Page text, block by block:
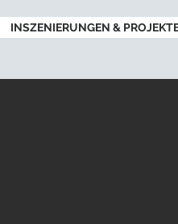
INSZENIERUNGEN &